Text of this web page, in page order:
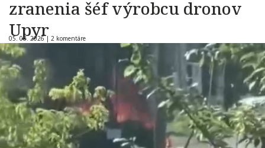
zranenia šéf výrobcu dronov
Upyr
05. 08. 2026 | 2 komentáre